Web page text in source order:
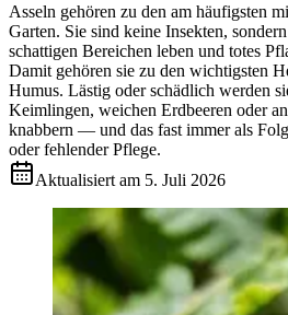
Asseln gehören zu den am häufigsten
Garten. Sie sind keine Insekten,
schattigen Bereichen leben und totes
Damit gehören sie zu den wichtigsten
Humus. Lästig oder schädlich werden
Keimlingen, weichen Erdbeeren oder
knabbern — und das fast immer als
oder fehlender Pflege.
Aktualisiert am 5. Juli 2026